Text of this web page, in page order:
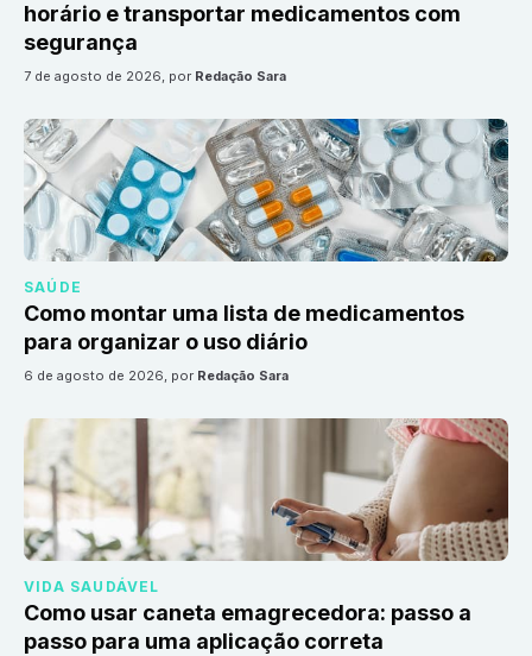
horário e transportar medicamentos com
segurança
7 de agosto de 2026, por Redação Sara
SAÚDE
Como montar uma lista de medicamentos
para organizar o uso diário
6 de agosto de 2026, por Redação Sara
VIDA SAUDÁVEL
Como usar caneta emagrecedora: passo a
passo para uma aplicação correta